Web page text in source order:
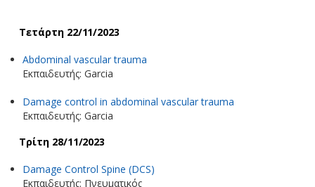
Τετάρτη 22/11/2023
Abdominal vascular trauma
Εκπαιδευτής: Garcia
Damage control in abdominal vascular trauma
Εκπαιδευτής: Garcia
Τρίτη 28/11/2023
Damage Control Spine (DCS)
Εκπαιδευτής: Πνευματικός